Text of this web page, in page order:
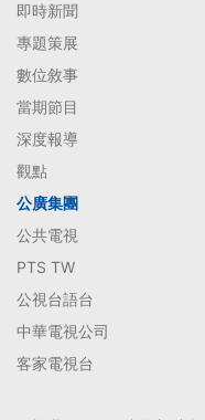
即時新聞
專題策展
數位敘事
當期節目
深度報導
觀點
公廣集團
公共電視
PTS TW
公視台語台
中華電視公司
客家電視台